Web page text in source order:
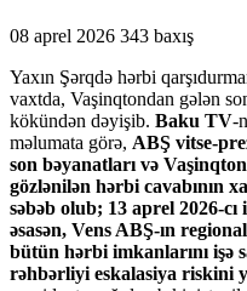
08 aprel 2026 343 baxış
Yaxın Şərqdə hərbi
vaxtda, Vaşinqtondan gələn
kökündən dəyişib. Baku TV-
məlumata görə, ABŞ vitse-
son bəyanatları və
gözlənilən hərbi cavabının
səbəb olub; 13 aprel 2026-
əsasən, Vens ABŞ-ın
bütün hərbi imkanlarını işə
rəhbərliyi eskalasiya riskini